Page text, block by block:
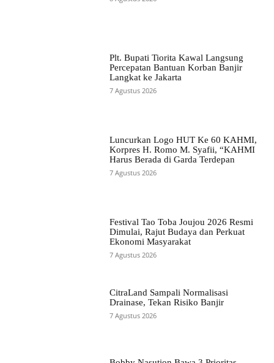
Plt. Bupati Tiorita Kawal Langsung
Percepatan Bantuan Korban Banjir
Langkat ke Jakarta
7 Agustus 2026
Luncurkan Logo HUT Ke 60 KAHMI,
Korpres H. Romo M. Syafii, “KAHMI
Harus Berada di Garda Terdepan
7 Agustus 2026
Festival Tao Toba Joujou 2026 Resmi
Dimulai, Rajut Budaya dan Perkuat
Ekonomi Masyarakat
7 Agustus 2026
CitraLand Sampali Normalisasi
Drainase, Tekan Risiko Banjir
7 Agustus 2026